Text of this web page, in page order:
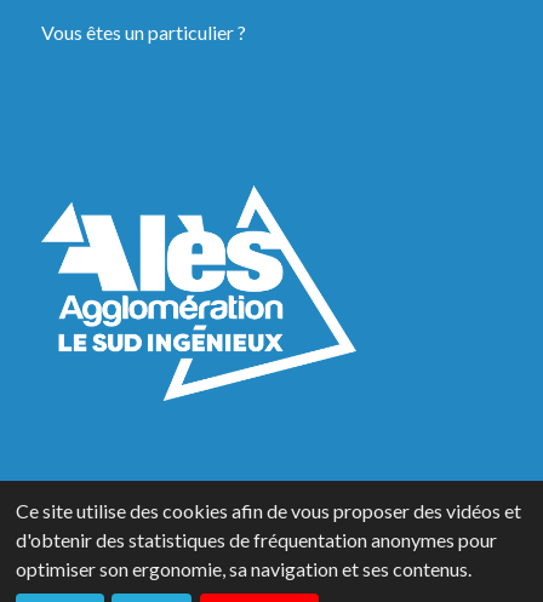
Ce site utilise des cookies afin de vous proposer des vidéos et
d'obtenir des statistiques de fréquentation anonymes pour
optimiser son ergonomie, sa navigation et ses contenus.
Vous êtes un particulier ?
© Pôle Mécanique Alès-Cévennes | Données personnelles |
Mentions